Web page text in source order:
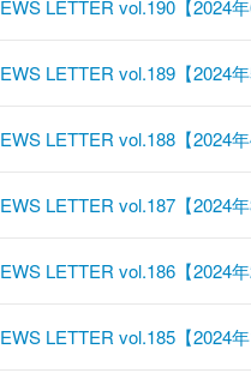
LETTER vol.190【
LETTER vol.189【
LETTER vol.188【
LETTER vol.187【
LETTER vol.186【
LETTER vol.185【